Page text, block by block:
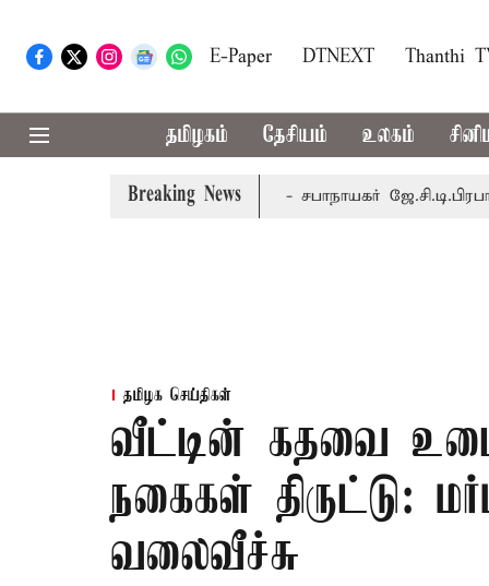
E-Paper DTNEXT Thanthi
தமிழகம் தேசியம் உலகம்
Breaking News
வரை நடைபெறும் - சபாநாயகர் ஜே.சி.டி.பிரபாகர்
தமிழக செய்திகள்
வீட்டின் கதவை
நகைகள் திருட்டு:
வலைவீச்சு